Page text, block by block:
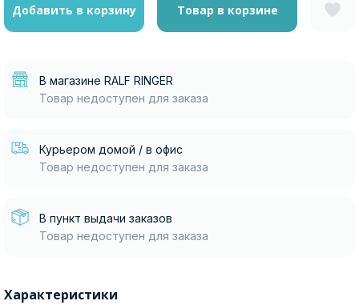
Добавить в корзину Товар в корзине
В магазине RALF RINGER
Товар недоступен для заказа
Курьером домой / в офис
Товар недоступен для заказа
В пункт выдачи заказов
Товар недоступен для заказа
Характеристики